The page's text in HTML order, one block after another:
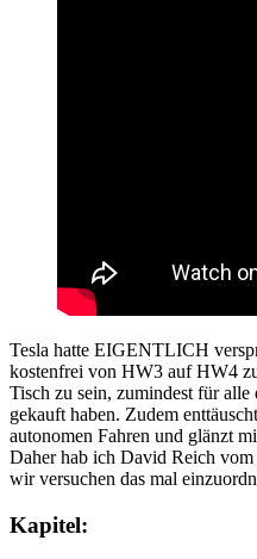
Tesla hatte EIGENTLICH
kostenfrei von HW3 auf HW4
Tisch zu sein, zumindest für
gekauft haben. Zudem
autonomen Fahren und glänzt
Daher hab ich David Reich vom
wir versuchen das mal
Kapitel: